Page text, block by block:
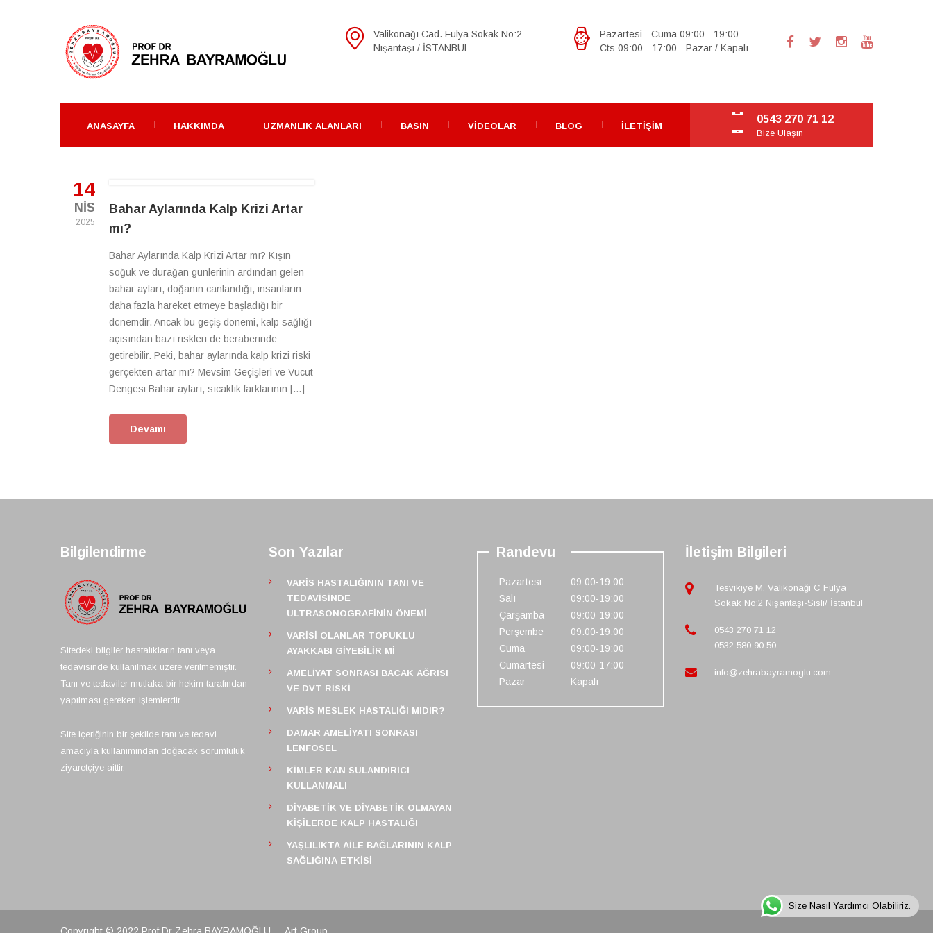
Pazartesi - Cuma 09:00 - 19:00
Cts 09:00 - 17:00 - Pazar / Kapalı
Valikonağı Cad. Fulya Sokak No:2
Nişantaşı / İSTANBUL
ANASAYFA HAKKIMDA UZMANLIK ALANLARI BASIN VIDEOLAR BLOG İLETIŞIM
0543 270 71 12
Bize Ulaşın
14
NIS
2025
Bahar Aylarında Kalp Krizi Artar
mı?
Bahar Aylarında Kalp Krizi Artar mı? Kışın
soğuk ve durağan günlerinin ardından gelen
bahar ayları, doğanın canlandığı, insanların
daha fazla hareket etmeye başladığı bir
dönemdir. Ancak bu geçiş dönemi, kalp sağlığı
açısından bazı riskleri de beraberinde
getirebilir. Peki, bahar aylarında kalp krizi riski
gerçekten artar mı? Mevsim Geçişleri ve Vücut
Dengesi Bahar ayları, sıcaklık farklarının […]
Devamı
Bilgilendirme
Sitedeki bilgiler hastalıkların tanı veya
tedavisinde kullanılmak üzere verilmemiştir.
Tanı ve tedaviler mutlaka bir hekim tarafından
yapılması gereken işlemlerdir.
Site içeriğinin bir şekilde tanı ve tedavi
amacıyla kullanımından doğacak sorumluluk
ziyaretçiye aittir.
Son Yazılar
VARIS HASTALIĞININ TANI VE
TEDAVISINDE
ULTRASONOGRAFININ ÖNEMI
VARISI OLANLAR TOPUKLU
AYAKKABI GIYEBILIR MI
AMELIYAT SONRASI BACAK AĞRISI
VE DVT RISKI
VARIS MESLEK HASTALIĞI MIDIR?
DAMAR AMELIYATI SONRASI
LENFOSEL
KIMLER KAN SULANDIRICI
KULLANMALI
DIYABETIK VE DIYABETIK OLMAYAN
KIŞILERDE KALP HASTALIĞI
YAŞLILIKTA AILE BAĞLARININ KALP
SAĞLIĞINA ETKISI
Randevu
Pazartesi
09:00-19:00
Salı
09:00-19:00
Çarşamba
09:00-19:00
Perşembe
09:00-19:00
Cuma
09:00-19:00
Cumartesi
09:00-17:00
Pazar
Kapalı
İletişim Bilgileri
Tesvikiye M. Valikonağı C Fulya
Sokak No:2 Nişantaşı-Sisli/ İstanbul
0543 270 71 12
0532 580 90 50
info@zehrabayramoglu.com
Size Nasıl Yardımcı Olabiliriz.